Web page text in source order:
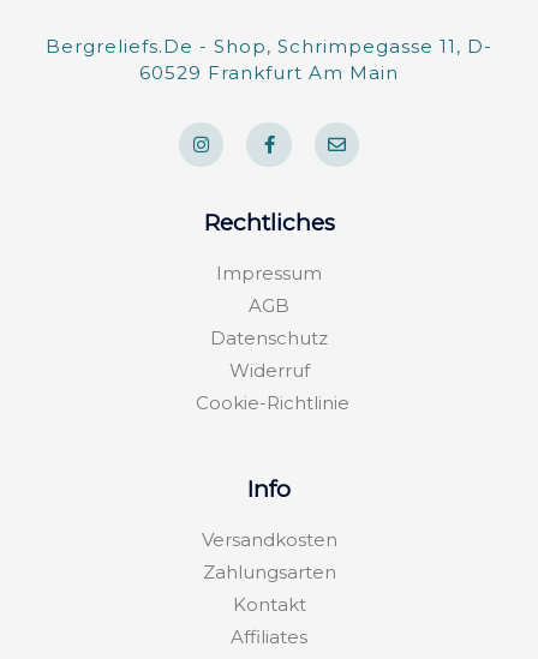
Bergreliefs.de - Shop, Schrimpegasse 11, D-
60529 Frankfurt Am Main
I
n
s
t
g
r
F
a
c
e
o
o
f
E
n
v
e
Rechtliches
Impressum
AGB
Datenschutz
Widerruf
Cookie-Richtlinie
Info
Versandkosten
Zahlungsarten
Kontakt
Affiliates